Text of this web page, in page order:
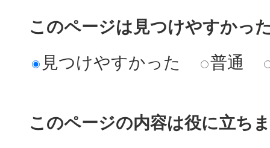
このページは見つけやすかっ
見つけやすかった
普通
このページの内容は役に立ち